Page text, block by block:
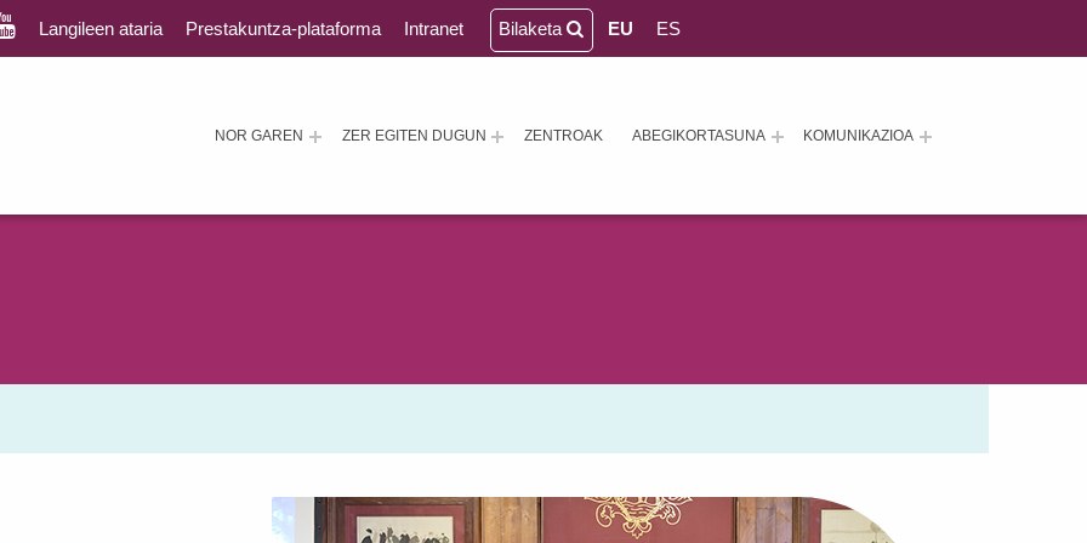
NOR GAREN ZER EGITEN DUGUN ZENTROAK ABEGIKORTASUNA KOMUNIKAZIOA
Langileen ataria Prestakuntza-plataforma Intranet Bilaketa EU ES